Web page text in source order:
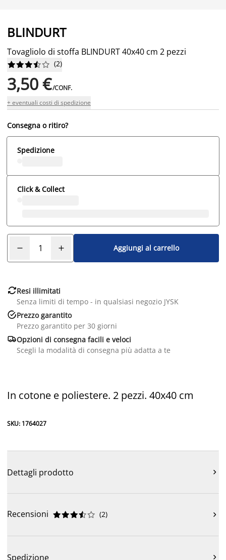
BLINDURT
Tovagliolo di stoffa BLINDURT 40x40 cm 2 pezzi





 (2)
3,50 €/CONF.
+ eventuali costi di spedizione
Consegna o ritiro?
Spedizione
Click & Collect
Aggiungi al carrello
Resi illimitati
Senza limiti di tempo - in qualsiasi negozio JYSK
Prezzo garantito
Prezzo garantito per 30 giorni
Opzioni di consegna facili e veloci
Scegli la modalità di consegna più adatta a te
In cotone e poliestere. 2 pezzi. 40x40 cm
SKU: 1764027
Dettagli prodotto 
Recensioni 




 (2) 
Spedizione 